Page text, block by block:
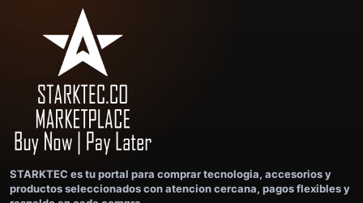
STARKTEC es tu portal para comprar tecnologia, accesorios y
productos seleccionados con atencion cercana, pagos flexibles y